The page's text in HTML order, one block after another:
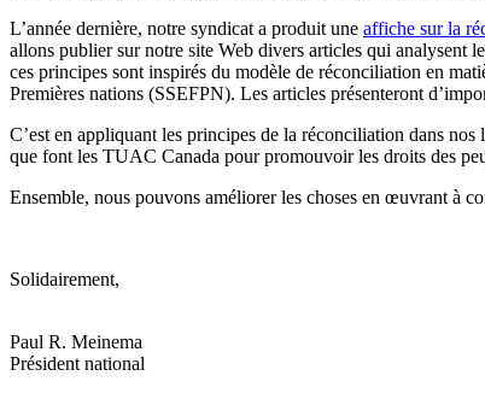
L’année dernière, notre syndicat a produit une affiche sur la
allons publier sur notre site Web divers articles qui analysent
ces principes sont inspirés du modèle de réconciliation en
Premières nations (SSEFPN). Les articles présenteront
C’est en appliquant les principes de la réconciliation dans
que font les TUAC Canada pour promouvoir les droits des
Ensemble, nous pouvons améliorer les choses en œuvrant à
Solidairement,
Paul R. Meinema
Président national